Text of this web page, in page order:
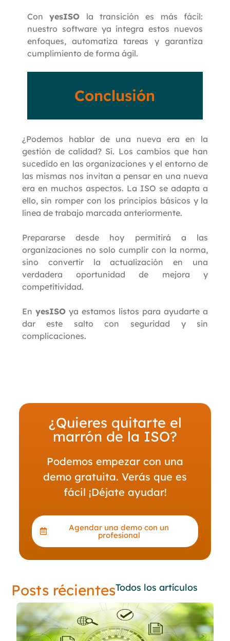
ConyesISO la transición es más fácil:
nuestro software ya integra estos nuevos
enfoques, automatiza tareas y garantiza
cumplimiento de forma ágil.
Conclusión
¿Podemos hablar de una nueva era en la
gestión de calidad? Sí. Los cambios que han
sucedido en las organizaciones y el entorno de
las mismas nos invitan a pensar en una nueva
era en muchos aspectos. La ISO se adapta a
ello, sin romper con los principios básicos y la
línea de trabajo marcada anteriormente.
Prepararse desde hoy permitirá a las
organizaciones no solo cumplir con la norma,
sino convertir la actualización en una
verdadera oportunidad de mejora y
competitividad.
En yesISOya estamos listos para ayudarte a
dar este salto con seguridad y sin
complicaciones.
¿Quieres quitarte el
marrón de la ISO?
Podemos empezar con una
demo gratuita. Verás que es
fácil ¡Déjate ayudar!
Agendar una demo con un
profesional
Posts récientesTodos los artículos